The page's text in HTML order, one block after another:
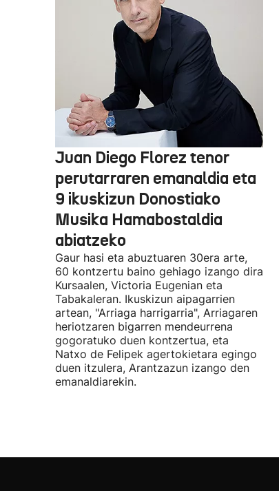
Juan Diego Florez tenor
perutarraren emanaldia eta
9 ikuskizun Donostiako
Musika Hamabostaldia
abiatzeko
Gaur hasi eta abuztuaren 30era arte,
60 kontzertu baino gehiago izango dira
Kursaalen, Victoria Eugenian eta
Tabakaleran. Ikuskizun aipagarrien
artean, "Arriaga harrigarria", Arriagaren
heriotzaren bigarren mendeurrena
gogoratuko duen kontzertua, eta
Natxo de Felipek agertokietara egingo
duen itzulera, Arantzazun izango den
emanaldiarekin.